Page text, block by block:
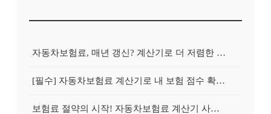
자동차보험료, 매년 갱신? 계산기로 더 저렴한 보험 찾아 갈아타는 방법
[필수] 자동차보험료 계산기로 내 보험 점수 확인하고, 불필요한 지출 줄이기
보험료 절약의 시작! 자동차보험료 계산기 사용 전 반드시 알아야 할 5가지